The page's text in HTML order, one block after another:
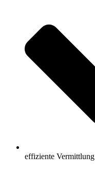
effiziente Vermittlung